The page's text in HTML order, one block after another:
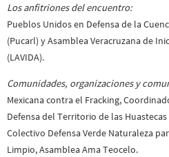
Los anfitriones del encuentro:
Pueblos Unidos en Defensa de la
(Pucarl) y Asamblea Veracruzana de
(LAVIDA).
Comunidades, organizaciones y
Mexicana contra el Fracking,
Defensa del Territorio de las Huastecas
Colectivo Defensa Verde Naturaleza
Limpio, Asamblea Ama Teocelo.